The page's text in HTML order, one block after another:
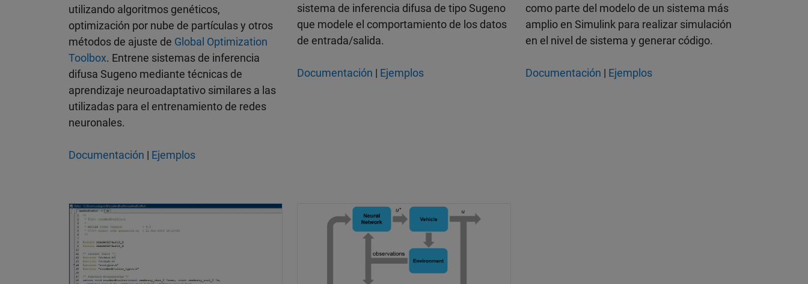
utilizando algoritmos genéticos,
optimización por nube de partículas y otros
métodos de ajuste de Global Optimization
Toolbox. Entrene sistemas de inferencia
difusa Sugeno mediante técnicas de
aprendizaje neuroadaptativo similares a las
utilizadas para el entrenamiento de redes
neuronales.
Documentación | Ejemplos
sistema de inferencia difusa de tipo Sugeno
que modele el comportamiento de los datos
de entrada/salida.
Documentación | Ejemplos
como parte del modelo de un sistema más
amplio en Simulink para realizar simulación
en el nivel de sistema y generar código.
Documentación | Ejemplos